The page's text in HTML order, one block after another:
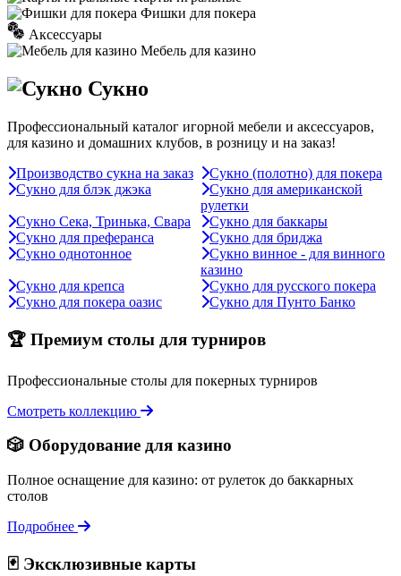
Фишки для покера
Аксессуары
Мебель для казино
Сукно
Профессиональный каталог игорной мебели и аксессуаров,
для казино и домашних клубов, в розницу и на заказ!
Производство сукна на заказ
Сукно (полотно) для покера
Сукно для блэк джэка
Сукно для американской
рулетки
Сукно Сека, Тринька, Свара
Сукно для баккары
Сукно для преферанса
Сукно для бриджа
Сукно однотонное
Сукно винное - для винного
казино
Сукно для крепса
Сукно для русского покера
Сукно для покера оазис
Сукно для Пунто Банко
🏆 Премиум столы для турниров
Профессиональные столы для покерных турниров
Смотреть коллекцию
🎲 Оборудование для казино
Полное оснащение для казино: от рулеток до баккарных
столов
Подробнее
🃏 Эксклюзивные карты